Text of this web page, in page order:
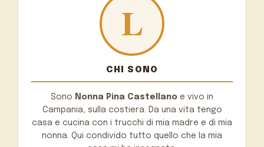
CHI SONO
Sono Nonna Pina Castellano e vivo in
Campania, sulla costiera. Da una vita tengo
casa e cucina con i trucchi di mia madre e di mia
nonna. Qui condivido tutto quello che la mia